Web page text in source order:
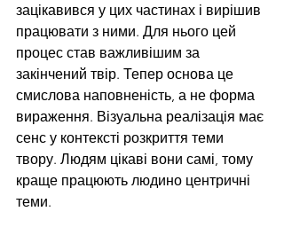
зацікавився у цих частинах і вирішив
працювати з ними. Для нього цей
процес став важливішим за
закінчений твір. Тепер основа це
смислова наповненість, а не форма
вираження. Візуальна реалізація має
сенс у контексті розкриття теми
твору. Людям цікаві вони самі, тому
краще працюють людино центричні
теми.